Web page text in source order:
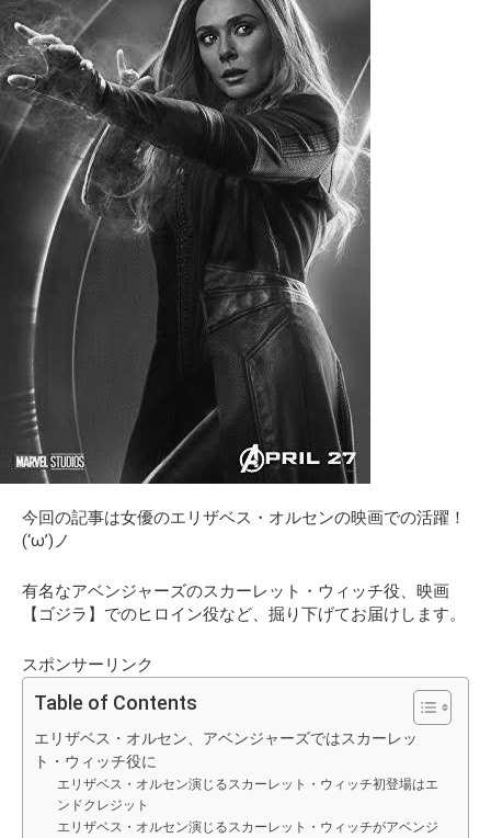
今回の記事は女優のエリザベス・オルセンの映画での活躍！
(‘ω’)ノ
有名なアベンジャーズのスカーレット・ウィッチ役、映画
【ゴジラ】でのヒロイン役など、掘り下げてお届けします。
スポンサーリンク
Table of Contents
エリザベス・オルセン、アベンジャーズではスカーレッ
ト・ウィッチ役に
エリザベス・オルセン演じるスカーレット・ウィッチ初登場はエ
ンドクレジット
エリザベス・オルセン演じるスカーレット・ウィッチがアベンジ